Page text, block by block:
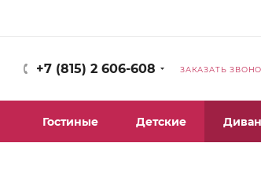
+7 (815) 2 606-608 ЗАКАЗАТЬ
Гостиные Детские